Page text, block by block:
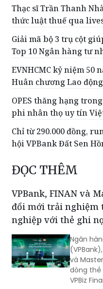
ninh năng lượng
Thạc sĩ Trần Thanh
thức luật thuế qua
Giải mã bộ 3 trụ cột
Top 10 Ngân hàng tư
EVNHCMC kỷ niệm 50
Huân chương Lao
OPES thăng hạng
phi nhân thọ uy tín
Chỉ từ 290.000 đồng,
hội VPBank Đất Sen
ĐỌC THÊM
VPBank, FINAN và
đổi mới trải nghiệm
nghiệp với thẻ ghi
Ngân